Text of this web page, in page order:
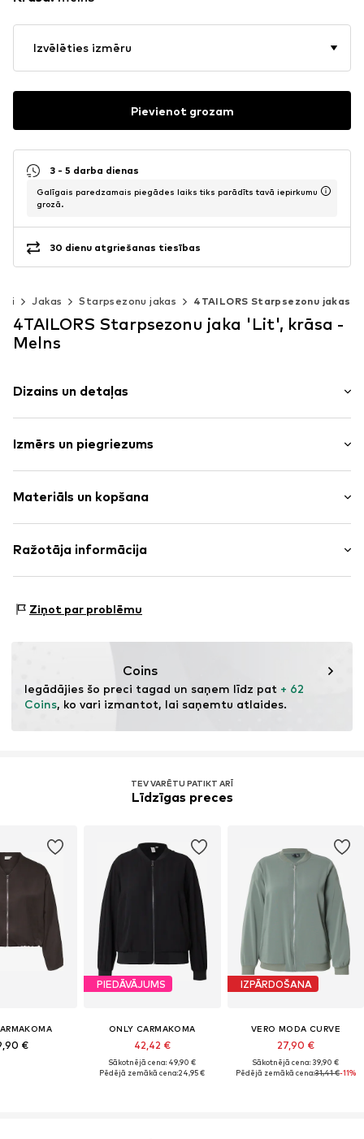
Izvēlēties izmēru
Pievienot grozam
3 - 5 darba dienas
Galīgais paredzamais piegādes laiks tiks parādīts tavā iepirkumu
grozā.
30 dienu atgriešanas tiesības
Jakas Starpsezonu jakas 4TAILORS Starpsezonu jakas
4TAILORS Starpsezonu jaka 'Lit', krāsa -
Melns
Dizains un detaļas
"Bomber" stila jaka
Sānu kabatas
Etiķetes ielāps/etiķetes karodziņš
Rāvējslēdzējs
Izmērs un piegriezums
Materiāls un kopšana
Materiāls: 60% Poliesters - PES, 40% Poliamīds - PA
Negludināt ar karstu
Ražotāja informācija
2700 BLAGOEVGRAD
Ziņot par problēmu
Coins
Iegādājies šo preci tagad un saņem līdz pat + 62
Coins, ko vari izmantot, lai saņemtu atlaides.
TEV VARĒTU PATIKT ARĪ
Līdzīgas preces
€
PIEDĀVĀJUMS
ONLY CARMAKOMA
42,42 €
Sākotnējā cena: 49,90 €
Pēdējā zemākā cena:24,95 €
IZPĀRDOŠANA
VERO MODA CURVE
27,90 €
Sākotnējā cena: 39,90 €
Pēdējā zemākā cena:31,41 €-11%